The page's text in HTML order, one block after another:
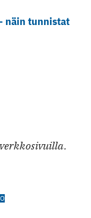
näin tunnistat